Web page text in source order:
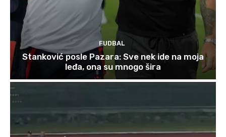
FUDBAL
Stanković posle Pazara: Sve nek ide na moja
leđa, ona su mnogo šira